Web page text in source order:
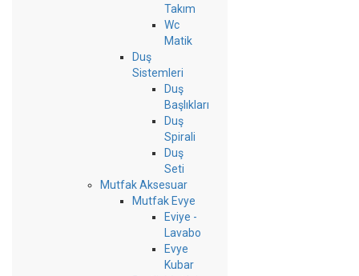
Takım
Wc
Matik
Duş
Sistemleri
Duş
Başlıkları
Duş
Spirali
Duş
Seti
Mutfak Aksesuar
Mutfak Evye
Eviye -
Lavabo
Evye
Kubar